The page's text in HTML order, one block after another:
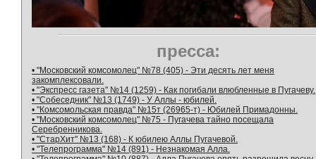
пресса:
• "Московский комсомолец" №78 (405) - Эти десять лет меня
закомплексовали.
• "Экспресс газета" №14 (1259) - Как погибали влюбленные в Пугачеву.
• "Собеседник" №13 (1749) - У Аллы - юбилей.
• "Комсомольская правда" №15т (26965-т) - Юбилей Примадонны.
• "Московский комсомолец" №75 - Пугачева тайно посещала
Серебренникова.
• "СтарХит" №13 (168) - К юбилею Аллы Пугачевой.
• "Телепрограмма" №14 (891) - Незнакомая Алла.